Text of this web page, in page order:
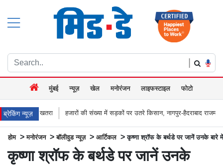
|
मुंबई न्यूज़ खेल मनोरंजन लाइफस्टाइल फोटो
ब्रेकिंग न्यूज़
हजारों की संख्या में सड़कों पर उतरे किसान, नागपुर-हैदराबाद राजमार्ग किया जाम, बच्चू कडू
होम >मनोरंजन >बॉलीवुड न्यूज़ > आर्टिकल >कृष्णा श्रॉफ के बर्थडे पर जानें उनके बारे
कृष्णा श्रॉफ के बर्थडे पर जानें उनके